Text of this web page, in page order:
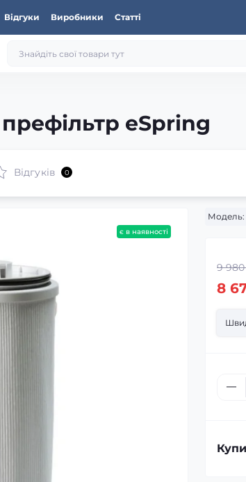
Відгуки Виробники Статті
eSpring
Відгуків 0
є в наявності
Модель:
9
8